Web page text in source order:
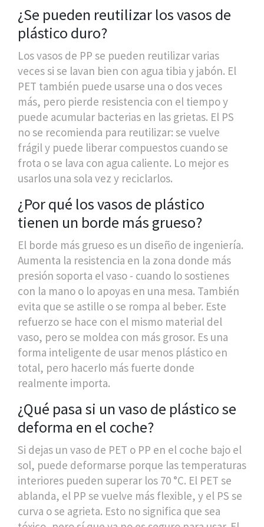
¿Se pueden reutilizar los vasos de
plástico duro?
Los vasos de PP se pueden reutilizar varias
veces si se lavan bien con agua tibia y jabón. El
PET también puede usarse una o dos veces
más, pero pierde resistencia con el tiempo y
puede acumular bacterias en las grietas. El PS
no se recomienda para reutilizar: se vuelve
frágil y puede liberar compuestos cuando se
frota o se lava con agua caliente. Lo mejor es
usarlos una sola vez y reciclarlos.
¿Por qué los vasos de plástico
tienen un borde más grueso?
El borde más grueso es un diseño de ingeniería.
Aumenta la resistencia en la zona donde más
presión soporta el vaso - cuando lo sostienes
con la mano o lo apoyas en una mesa. También
evita que se astille o se rompa al beber. Este
refuerzo se hace con el mismo material del
vaso, pero se moldea con más grosor. Es una
forma inteligente de usar menos plástico en
total, pero hacerlo más fuerte donde
realmente importa.
¿Qué pasa si un vaso de plástico se
deforma en el coche?
Si dejas un vaso de PET o PP en el coche bajo el
sol, puede deformarse porque las temperaturas
interiores pueden superar los 70 °C. El PET se
ablanda, el PP se vuelve más flexible, y el PS se
curva o se agrieta. Esto no significa que sea